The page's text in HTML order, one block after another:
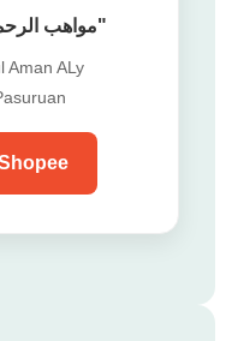
"مواهب
Aman ALy